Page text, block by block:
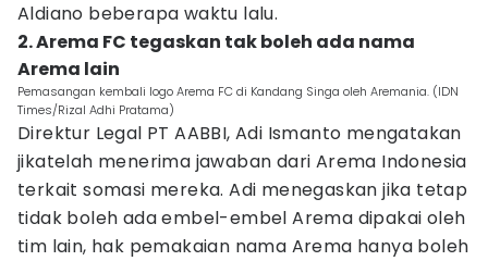
Aldiano beberapa waktu lalu.
2. Arema FC tegaskan tak boleh ada nama
Arema lain
Pemasangan kembali logo Arema FC di Kandang Singa oleh Aremania. (IDN
Times/Rizal Adhi Pratama)
Direktur Legal PT AABBI, Adi Ismanto mengatakan
jikatelah menerima jawaban dari Arema Indonesia
terkait somasi mereka. Adi menegaskan jika tetap
tidak boleh ada embel-embel Arema dipakai oleh
tim lain, hak pemakaian nama Arema hanya boleh